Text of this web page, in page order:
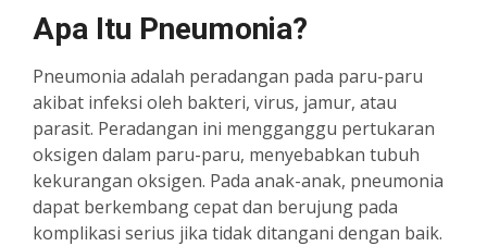
Apa Itu Pneumonia?
Pneumonia adalah peradangan pada paru-paru
akibat infeksi oleh bakteri, virus, jamur, atau
parasit. Peradangan ini mengganggu pertukaran
oksigen dalam paru-paru, menyebabkan tubuh
kekurangan oksigen. Pada anak-anak, pneumonia
dapat berkembang cepat dan berujung pada
komplikasi serius jika tidak ditangani dengan baik.